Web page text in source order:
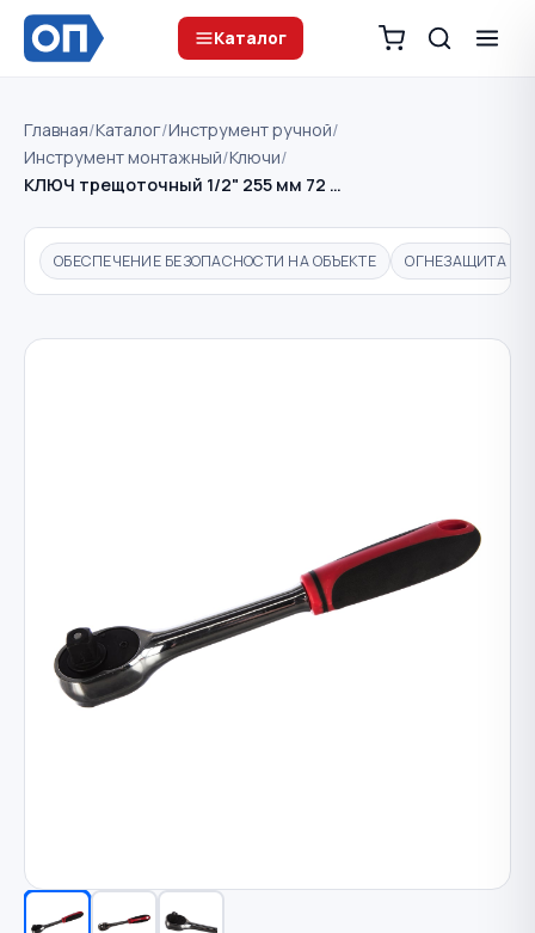
Каталог
Главная/Каталог/Инструмент ручной/
Инструмент монтажный/Ключи/
КЛЮЧ трещоточный 1/2" 255 мм 72 …
ОБЕСПЕЧЕНИЕ БЕЗОПАСНОСТИ НА ОБЪЕКТЕ ОГНЕЗАЩИТА